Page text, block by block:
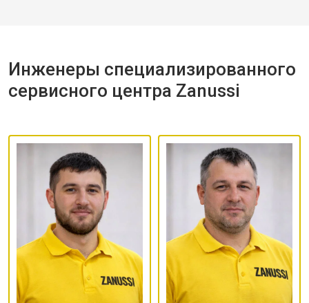
Инженеры специализированного
сервисного центра Zanussi